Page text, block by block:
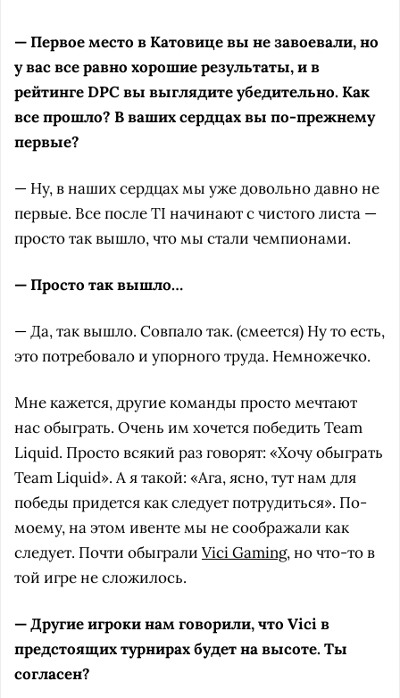
— Первое место в Катовице вы не завоевали, но
у вас все равно хорошие результаты, и в
рейтинге DPC вы выглядите убедительно. Как
все прошло? В ваших сердцах вы по-прежнему
первые?
— Ну, в наших сердцах мы уже довольно давно не
первые. Все после TI начинают с чистого листа —
просто так вышло, что мы стали чемпионами.
— Просто так вышло…
— Да, так вышло. Совпало так. (смеется) Ну то есть,
это потребовало и упорного труда. Немножечко.
Мне кажется, другие команды просто мечтают
нас обыграть. Очень им хочется победить Team
Liquid. Просто всякий раз говорят: «Хочу обыграть
Team Liquid». А я такой: «Ага, ясно, тут нам для
победы придется как следует потрудиться». По-
моему, на этом ивенте мы не соображали как
следует. Почти обыграли Vici Gaming, но что-то в
той игре не сложилось.
— Другие игроки нам говорили, что Vici в
предстоящих турнирах будет на высоте. Ты
согласен?